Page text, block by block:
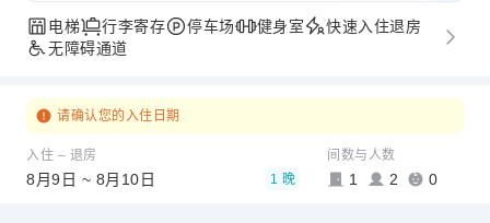
电梯 行李寄存 停车场 健身室
快速入住退房
无障碍通道
请确认您的入住日期
入住 – 退房
8月9日 ~ 8月10日 1 晚
间数与人数
1 2 0